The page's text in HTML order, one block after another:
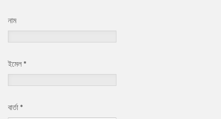
নাম
ইমেল*
বার্তা*